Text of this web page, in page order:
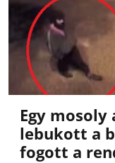
Egy mosoly
lebukott a
fogott a